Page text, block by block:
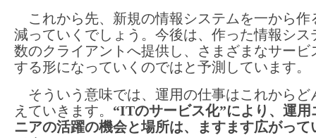
これから先、新規の情報システムを一から作
減っていくでしょう。今後は、作った情報シス
数のクライアントへ提供し、さまざまなサービ
する形になっていくのではと予測しています。
そういう意味では、運用の仕事はこれからど
えていきます。 “ITのサービス化”により、運用
ニアの活躍の機会と場所は、ますます広がって